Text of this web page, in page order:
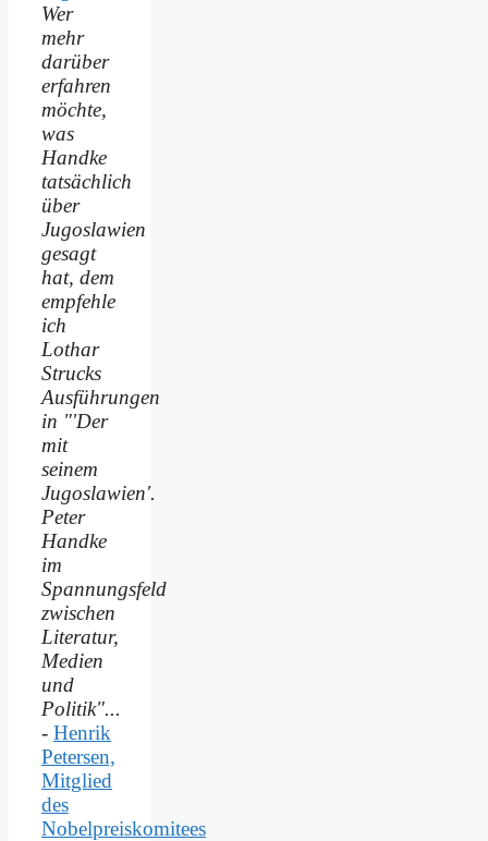
Wer
mehr
darüber
erfahren
möchte,
was
Handke
tatsächlich
über
Jugoslawien
gesagt
hat, dem
empfehle
ich
Lothar
Strucks
Ausführungen
in "'Der
mit
seinem
Jugoslawien'.
Peter
Handke
im
Spannungsfeld
zwischen
Literatur,
Medien
und
Politik"...
- Henrik
Petersen,
Mitglied
des
Nobelpreiskomitees